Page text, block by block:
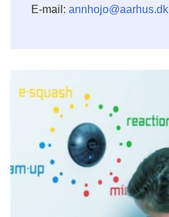
E-mail: annhojo@aarhus.dk